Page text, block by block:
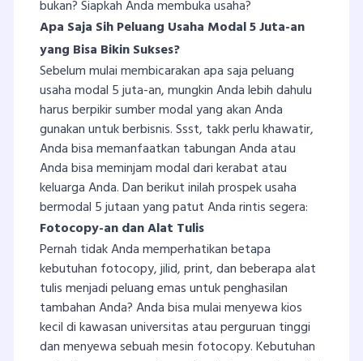
bukan? Siapkah Anda membuka usaha?
Apa Saja Sih Peluang Usaha Modal 5 Juta-an
yang Bisa Bikin Sukses?
Sebelum mulai membicarakan apa saja peluang
usaha modal 5 juta-an, mungkin Anda lebih dahulu
harus berpikir sumber modal yang akan Anda
gunakan untuk berbisnis. Ssst, takk perlu khawatir,
Anda bisa memanfaatkan tabungan Anda atau
Anda bisa meminjam modal dari kerabat atau
keluarga Anda. Dan berikut inilah prospek usaha
bermodal 5 jutaan yang patut Anda rintis segera:
Fotocopy-an dan Alat Tulis
Pernah tidak Anda memperhatikan betapa
kebutuhan fotocopy, jilid, print, dan beberapa alat
tulis menjadi peluang emas untuk penghasilan
tambahan Anda? Anda bisa mulai menyewa kios
kecil di kawasan universitas atau perguruan tinggi
dan menyewa sebuah mesin fotocopy. Kebutuhan